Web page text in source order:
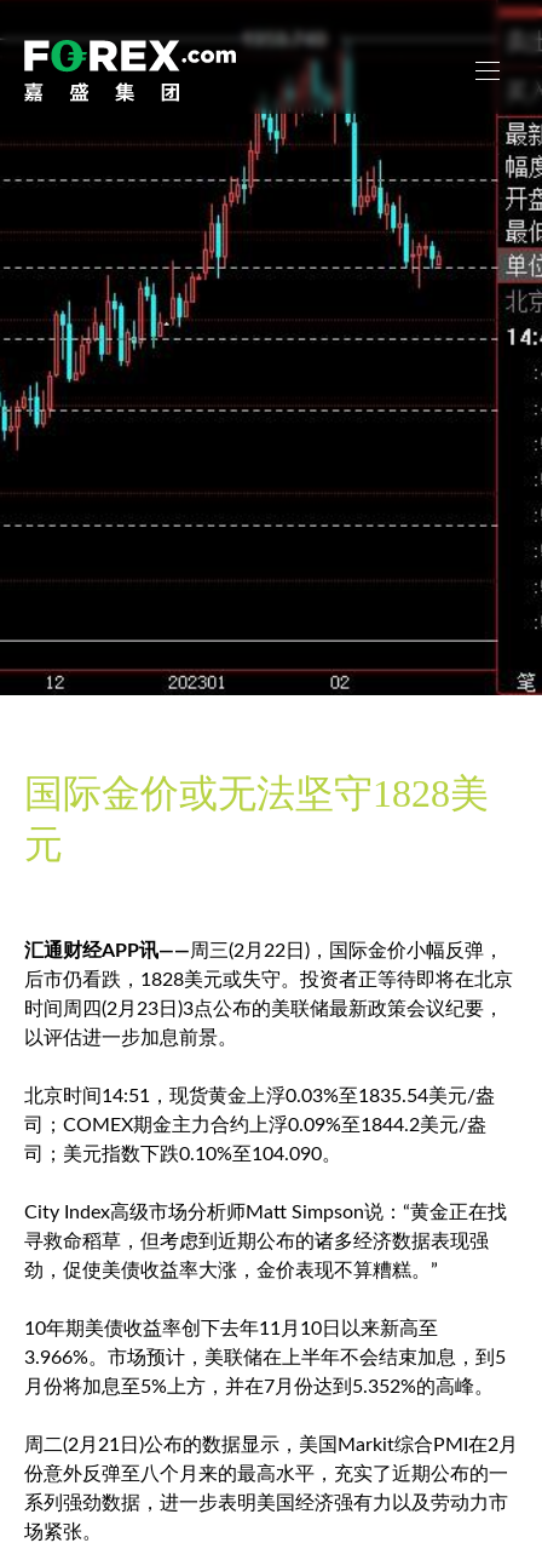
国际金价或无法坚守1828美
元
汇通财经APP讯——周三(2月22日)，国际金价小幅反弹，
后市仍看跌，1828美元或失守。投资者正等待即将在北京
时间周四(2月23日)3点公布的美联储最新政策会议纪要，
以评估进一步加息前景。
北京时间14:51， 现货黄金 上浮0.03%至1835.54美元/盎
司；COMEX期金主力合约上浮0.09%至1844.2美元/盎
司； 美元指数 下跌0.10%至104.090。
City Index高级市场分析师Matt Simpson说：“黄金正在找
寻救命稻草，但考虑到近期公布的诸多经济数据表现强
劲，促使美债收益率大涨，金价表现不算糟糕。”
10年期美债收益率创下去年11月10日以来新高至
3.966%。市场预计，美联储在上半年不会结束加息，到5
月份将加息至5%上方，并在7月份达到5.352%的高峰。
周二(2月21日)公布的数据显示，美国Markit综合PMI在2月
份意外反弹至八个月来的最高水平，充实了近期公布的一
系列强劲数据，进一步表明美国经济强有力以及劳动力市
场紧张。